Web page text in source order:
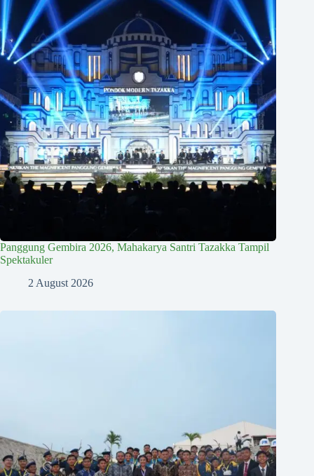
Panggung Gembira 2026, Mahakarya Santri Tazakka Tampil
Spektakuler
2 August 2026